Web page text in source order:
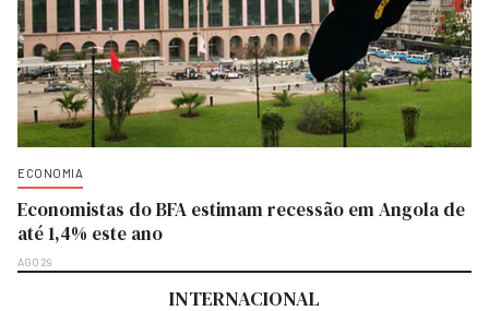
Economistas do BFA estimam recessão em Angola de
até 1,4% este ano